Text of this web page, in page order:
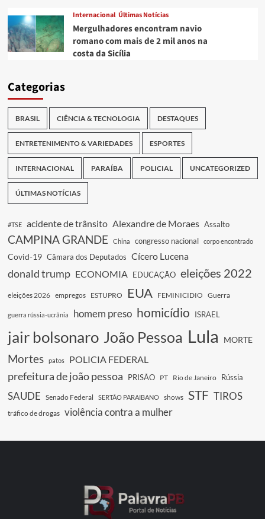
Internacional Últimas Notícias
Mergulhadores encontram navio
romano com mais de 2 mil anos na
costa da Sicília
Categorias
BRASIL CIÊNCIA & TECNOLOGIA DESTAQUES
ENTRETENIMENTO & VARIEDADES ESPORTES
INTERNACIONAL PARAÍBA POLICIAL UNCATEGORIZED
ÚLTIMAS NOTÍCIAS
#TSE acidente de trânsito Alexandre de Moraes Assalto
CAMPINA GRANDE China congresso nacional corpo encontrado
Covid-19 Câmara dos Deputados Cícero Lucena
donald trump ECONOMIA EDUCAÇÃO eleições 2022
eleições 2026 empregos ESTUPRO EUA FEMINICIDIO Guerra
guerra rússia-ucrânia homem preso homicídio ISRAEL
jair bolsonaro João Pessoa Lula MORTE
Mortes patos POLICIA FEDERAL
prefeitura de joão pessoa PRISÃO PT Rio de Janeiro Rússia
SAUDE Senado Federal SERTÃO PARAIBANO shows STF TIROS
tráfico de drogas violência contra a mulher